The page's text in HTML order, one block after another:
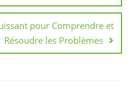
pour Comprendre et
Résoudre les Problèmes